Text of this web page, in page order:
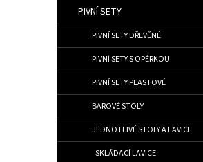
PIVNÍ SETY
PIVNÍ SETY DŘEVĚNÉ
PIVNÍ SETY S OPĚRKOU
PIVNÍ SETY PLASTOVÉ
BAROVÉ STOLY
JEDNOTLIVÉ STOLY A LAVICE
SKLÁDACÍ LAVICE